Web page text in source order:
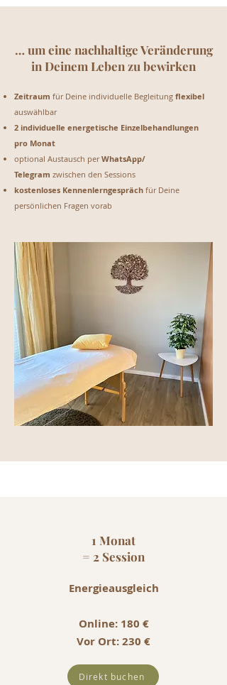
… um eine nachhaltige Veränderung
in Deinem Leben zu bewirken
Zeitraum für Deine individuelle Begleitung flexibel
auswählbar
2 individuelle energetische Einzelbehandlungen
pro Monat
optional Austausch perWhatsApp/
Telegram zwischen den Sessions
kostenloses Kennenlerngespräch für Deine
persönlichen Fragen vorab
1 Monat
= 2 Session
Energieausgleich
Online: 180 €
Vor Ort: 230 €
Direkt buchen